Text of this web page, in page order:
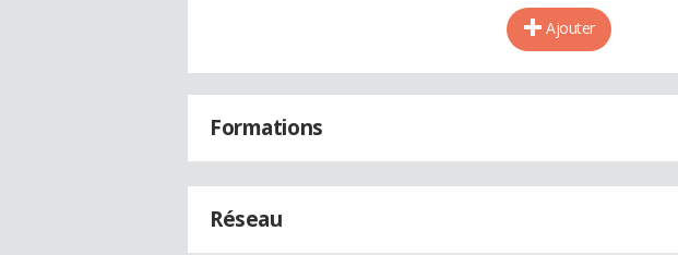
Ajouter
Formations
Réseau